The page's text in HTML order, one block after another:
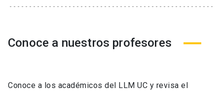
Conoce a nuestros profesores
Conoce a los académicos del LLM UC y revisa el